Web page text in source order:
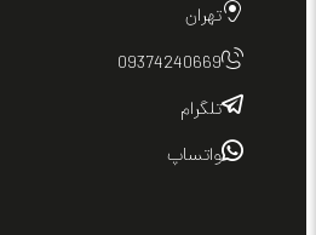
تهران
09374240669
تلگرام
واتساپ